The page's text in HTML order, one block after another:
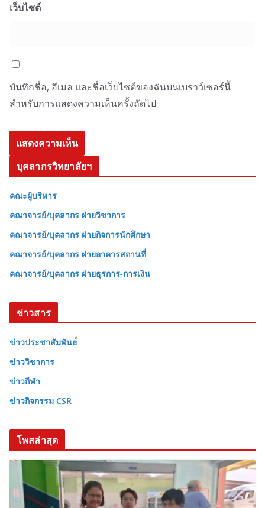
เว็บไซต์
บันทึกชื่อ, อีเมล และชื่อเว็บไซต์ของฉันบนเบราว์เซอร์นี้
สำหรับการแสดงความเห็นครั้งถัดไป
บุคลากรวิทยาลัยฯ
คณะผู้บริหาร
คณาจารย์/บุคลากร ฝ่ายวิชาการ
คณาจารย์/บุคลากร ฝ่ายกิจการนักศึกษา
คณาจารย์/บุคลากร ฝ่ายอาคารสถานที่
คณาจารย์/บุคลากร ฝ่ายธุรการ-การเงิน
ข่าวสาร
ข่าวประชาสัมพันธ
ข่าววิชาการ
ข่าวกีฬา
ข่าวกิจกรรม CSR
โพสล่าสุด